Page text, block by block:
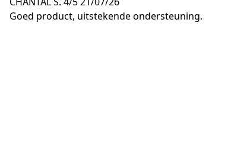
Goed product, uitstekende ondersteuning.